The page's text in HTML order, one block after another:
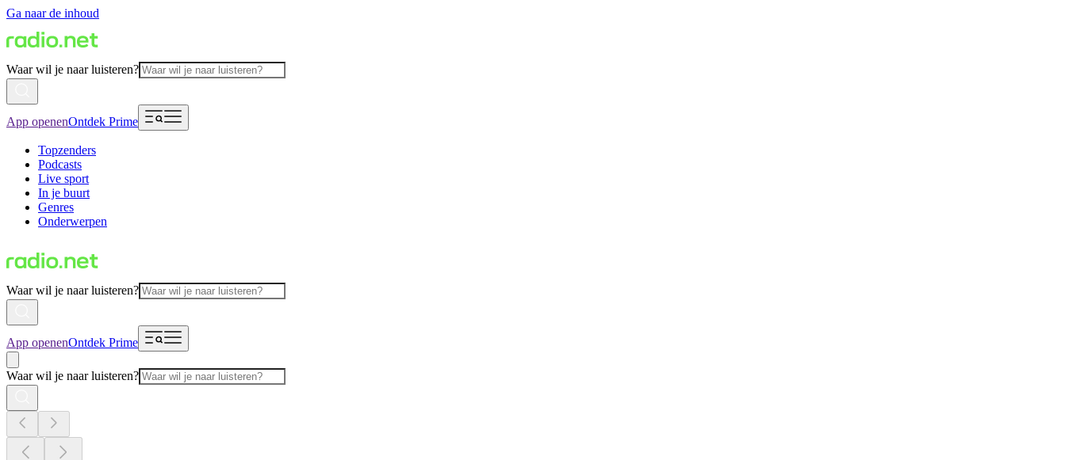
Ga naar de inhoud
Waar wil je naar luisteren?
App openenOntdek Prime
Topzenders
Podcasts
Live sport
In je buurt
Genres
Onderwerpen
Waar wil je naar luisteren?
App openenOntdek Prime
Waar wil je naar luisteren?